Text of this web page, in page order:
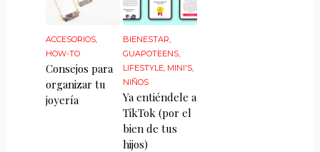
ACCESORIOS,
HOW-TO
Consejos para
organizar tu
joyería
BIENESTAR
GUAPOTEENS
LIFESTYLE MINI'S
NIÑOS
Ya entiéndele a
TikTok (por el
bien de tus
hijos)